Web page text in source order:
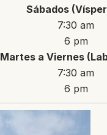
Sábados
7:30 am
6 pm
Martes a Viernes
7:30 am
6 pm